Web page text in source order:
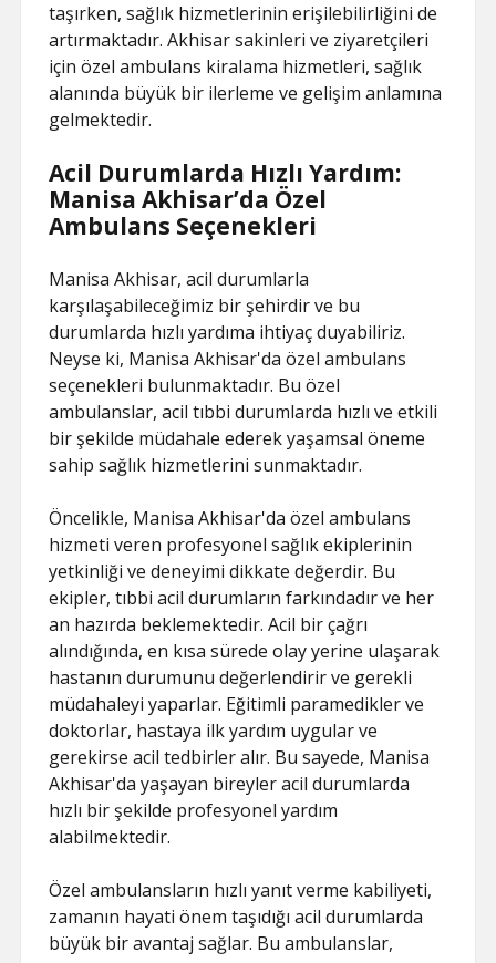
taşırken, sağlık hizmetlerinin erişilebilirliğini de
artırmaktadır. Akhisar sakinleri ve ziyaretçileri
için özel ambulans kiralama hizmetleri, sağlık
alanında büyük bir ilerleme ve gelişim anlamına
gelmektedir.
Acil Durumlarda Hızlı Yardım:
Manisa Akhisar’da Özel
Ambulans Seçenekleri
Manisa Akhisar, acil durumlarla
karşılaşabileceğimiz bir şehirdir ve bu
durumlarda hızlı yardıma ihtiyaç duyabiliriz.
Neyse ki, Manisa Akhisar'da özel ambulans
seçenekleri bulunmaktadır. Bu özel
ambulanslar, acil tıbbi durumlarda hızlı ve etkili
bir şekilde müdahale ederek yaşamsal öneme
sahip sağlık hizmetlerini sunmaktadır.
Öncelikle, Manisa Akhisar'da özel ambulans
hizmeti veren profesyonel sağlık ekiplerinin
yetkinliği ve deneyimi dikkate değerdir. Bu
ekipler, tıbbi acil durumların farkındadır ve her
an hazırda beklemektedir. Acil bir çağrı
alındığında, en kısa sürede olay yerine ulaşarak
hastanın durumunu değerlendirir ve gerekli
müdahaleyi yaparlar. Eğitimli paramedikler ve
doktorlar, hastaya ilk yardım uygular ve
gerekirse acil tedbirler alır. Bu sayede, Manisa
Akhisar'da yaşayan bireyler acil durumlarda
hızlı bir şekilde profesyonel yardım
alabilmektedir.
Özel ambulansların hızlı yanıt verme kabiliyeti,
zamanın hayati önem taşıdığı acil durumlarda
büyük bir avantaj sağlar. Bu ambulanslar,